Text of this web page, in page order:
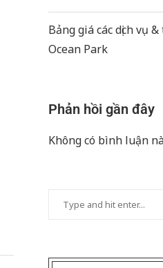
Bảng giá các dịch vụ
Ocean Park
Phản hồi gần đây
Không có bình luận